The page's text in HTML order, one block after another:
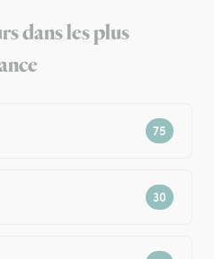
dans les plus